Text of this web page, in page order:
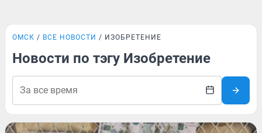
ОМСК ВСЕ НОВОСТИ ИЗОБРЕТЕНИЕ
Новости по тэгу Изобретение